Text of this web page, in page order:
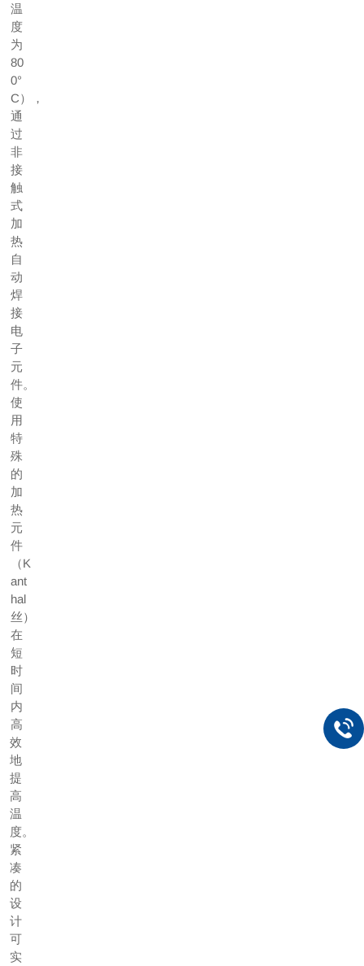
温
度
为
80
0°
C），
通
过
非
接
触
式
加
热
自
动
焊
接
电
子
元
件。
使
用
特
殊
的
加
热
元
件
（K
ant
hal
丝）
在
短
时
间
内
高
效
地
提
高
温
度。
紧
凑
的
设
计
可
实